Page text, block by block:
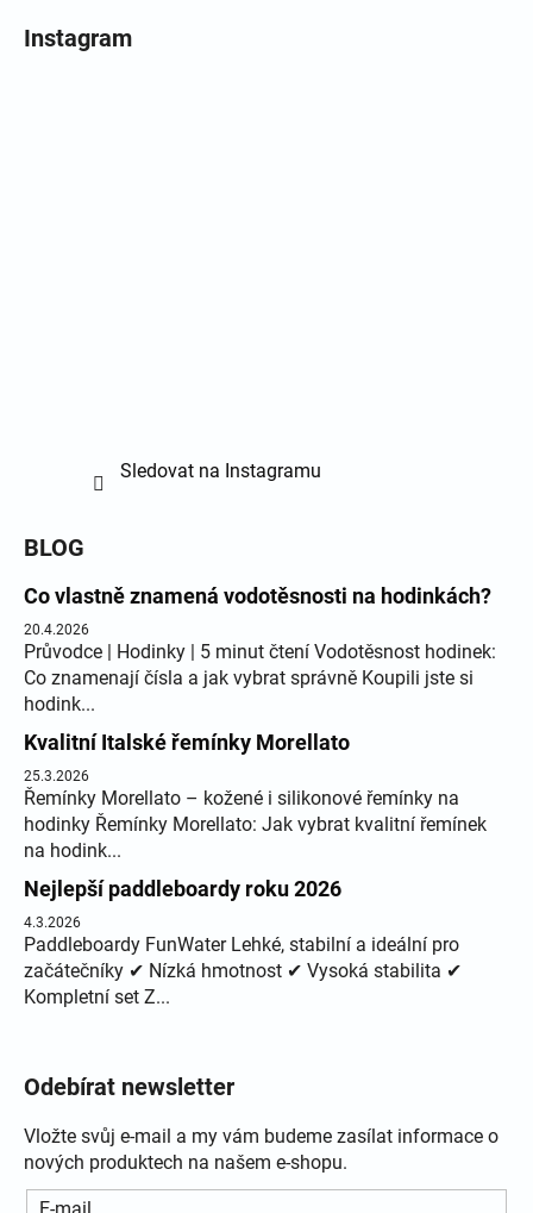
Instagram
Sledovat na Instagramu
BLOG
Co vlastně znamená vodotěsnosti na hodinkách?
20.4.2026
Průvodce | Hodinky | 5 minut čtení Vodotěsnost hodinek:
Co znamenají čísla a jak vybrat správně Koupili jste si
hodink...
Kvalitní Italské řemínky Morellato
25.3.2026
Řemínky Morellato – kožené i silikonové řemínky na
hodinky Řemínky Morellato: Jak vybrat kvalitní řemínek
na hodink...
Nejlepší paddleboardy roku 2026
4.3.2026
Paddleboardy FunWater Lehké, stabilní a ideální pro
začátečníky ✔ Nízká hmotnost ✔ Vysoká stabilita ✔
Kompletní set Z...
Odebírat newsletter
Vložte svůj e-mail a my vám budeme zasílat informace o
nových produktech na našem e-shopu.